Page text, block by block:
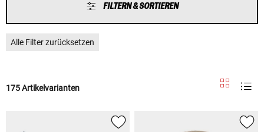
FILTERN & SORTIEREN
Alle Filter zurücksetzen
175 Artikelvarianten